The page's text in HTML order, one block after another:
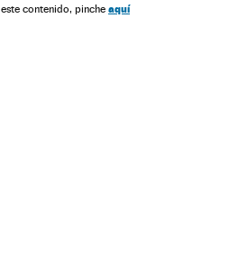
contenido, pinche aquí